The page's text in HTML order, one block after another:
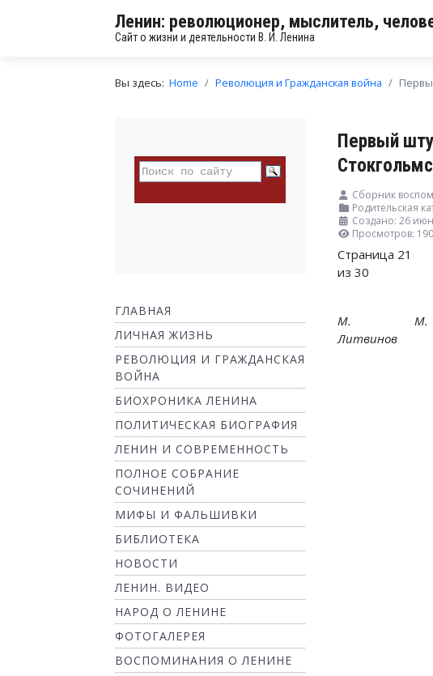
Ленин: революционер, мыслитель,
Сайт о жизни и деятельности В. И. Ленина
Вы здесь: Home Революция и Гражданская война
ГЛАВНАЯ
ЛИЧНАЯ ЖИЗНЬ
РЕВОЛЮЦИЯ И ГРАЖДАНСКАЯ
ВОЙНА
БИОХРОНИКА ЛЕНИНА
ПОЛИТИЧЕСКАЯ БИОГРАФИЯ
ЛЕНИН И СОВРЕМЕННОСТЬ
ПОЛНОЕ СОБРАНИЕ
СОЧИНЕНИЙ
МИФЫ И ФАЛЬШИВКИ
БИБЛИОТЕКА
НОВОСТИ
ЛЕНИН. ВИДЕО
НАРОД О ЛЕНИНЕ
ФОТОГАЛЕРЕЯ
ВОСПОМИНАНИЯ О ЛЕНИНЕ
Первый
Сборник
Родительская
Создано: 26
Просмотров:
Страница 21
из 30
М. М.
Литвинов